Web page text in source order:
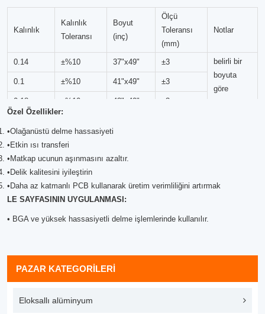
Kalınlık
Kalınlık
Toleransı
Boyut
(inç)
Ölçü
Toleransı
(mm)
Notlar
0.14 ±%10 37"x49" ±3
belirli bir
boyuta
göre
0.1 ±%10 41"x49" ±3
0.18 ±%10 43"x49"
±3
Özel Özellikler:
•Olağanüstü delme hassasiyeti
•Etkin ısı transferi
•Matkap ucunun aşınmasını azaltır.
•Delik kalitesini iyileştirin
•Daha az katmanlı PCB kullanarak üretim verimliliğini artırmak
LE SAYFASININ UYGULANMASI:
• BGA ve yüksek hassasiyetli delme işlemlerinde kullanılır.
PAZAR KATEGORILERI
Eloksallı alüminyum